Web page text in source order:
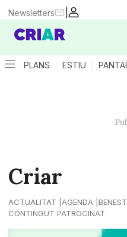
|
Newsletters
PLANS ESTIU
Criar
ACTUALITAT AGENDA
CONTINGUT PATROCINAT